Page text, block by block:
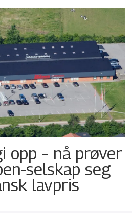
opp – nå prøver
selskap seg
lavpris